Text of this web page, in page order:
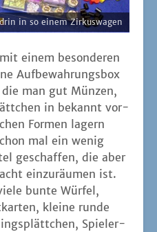
in so einem Zirkuswagen
einem beson­de­ren
Auf­be­wah­rungs­box
man gut Mün­zen,
in bekannt vor­
For­men lagern
mal ein wenig
geschaf­fen, die aber
ein­zu­räu­men ist.
bun­te Wür­fel,
klei­ne run­de
Spie­ler­